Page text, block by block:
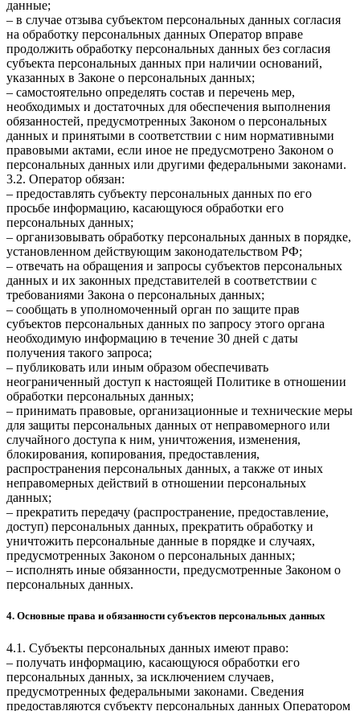
данные;
– в случае отзыва субъектом персональных данных согласия
на обработку персональных данных Оператор вправе
продолжить обработку персональных данных без согласия
субъекта персональных данных при наличии оснований,
указанных в Законе о персональных данных;
– самостоятельно определять состав и перечень мер,
необходимых и достаточных для обеспечения выполнения
обязанностей, предусмотренных Законом о персональных
данных и принятыми в соответствии с ним нормативными
правовыми актами, если иное не предусмотрено Законом о
персональных данных или другими федеральными законами.
3.2. Оператор обязан:
– предоставлять субъекту персональных данных по его
просьбе информацию, касающуюся обработки его
персональных данных;
– организовывать обработку персональных данных в порядке,
установленном действующим законодательством РФ;
– отвечать на обращения и запросы субъектов персональных
данных и их законных представителей в соответствии с
требованиями Закона о персональных данных;
– сообщать в уполномоченный орган по защите прав
субъектов персональных данных по запросу этого органа
необходимую информацию в течение 30 дней с даты
получения такого запроса;
– публиковать или иным образом обеспечивать
неограниченный доступ к настоящей Политике в отношении
обработки персональных данных;
– принимать правовые, организационные и технические меры
для защиты персональных данных от неправомерного или
случайного доступа к ним, уничтожения, изменения,
блокирования, копирования, предоставления,
распространения персональных данных, а также от иных
неправомерных действий в отношении персональных
данных;
– прекратить передачу (распространение, предоставление,
доступ) персональных данных, прекратить обработку и
уничтожить персональные данные в порядке и случаях,
предусмотренных Законом о персональных данных;
– исполнять иные обязанности, предусмотренные Законом о
персональных данных.
4. Основные права и обязанности субъектов персональных данных
4.1. Субъекты персональных данных имеют право:
– получать информацию, касающуюся обработки его
персональных данных, за исключением случаев,
предусмотренных федеральными законами. Сведения
предоставляются субъекту персональных данных Оператором